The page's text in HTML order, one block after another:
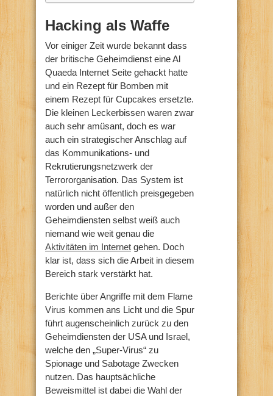
Hacking als Waffe
Vor einiger Zeit wurde bekannt dass
der britische Geheimdienst eine Al
Quaeda Internet Seite gehackt hatte
und ein Rezept für Bomben mit
einem Rezept für Cupcakes ersetzte.
Die kleinen Leckerbissen waren zwar
auch sehr amüsant, doch es war
auch ein strategischer Anschlag auf
das Kommunikations- und
Rekrutierungsnetzwerk der
Terrororganisation. Das System ist
natürlich nicht öffentlich preisgegeben
worden und außer den
Geheimdiensten selbst weiß auch
niemand wie weit genau die
Aktivitäten im Internet gehen. Doch
klar ist, dass sich die Arbeit in diesem
Bereich stark verstärkt hat.
Berichte über Angriffe mit dem Flame
Virus kommen ans Licht und die Spur
führt augenscheinlich zurück zu den
Geheimdiensten der USA und Israel,
welche den „Super-Virus“ zu
Spionage und Sabotage Zwecken
nutzen. Das hauptsächliche
Beweismittel ist dabei die Wahl der